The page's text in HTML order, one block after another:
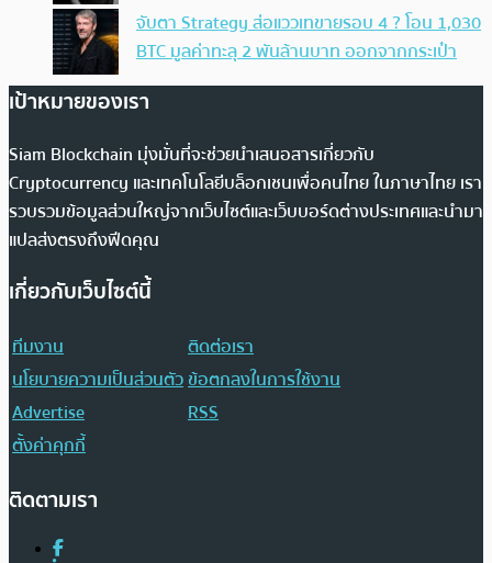
จับตา Strategy ส่อแววเทขายรอบ 4 ? โอน 1,030
BTC มูลค่าทะลุ 2 พันล้านบาท ออกจากกระเป๋า
เป้าหมายของเรา
Siam Blockchain มุ่งมั่นที่จะช่วยนำเสนอสารเกี่ยวกับ
Cryptocurrency และเทคโนโลยีบล็อกเชนเพื่อคนไทย ในภาษาไทย เรา
รวบรวมข้อมูลส่วนใหญ่จากเว็บไซต์และเว็บบอร์ดต่างประเทศและนำมา
แปลส่งตรงถึงฟีดคุณ
เกี่ยวกับเว็บไซต์นี้
ทีมงาน
ติดต่อเรา
นโยบายความเป็นส่วนตัวข้อตกลงในการใช้งาน
Advertise
RSS
ตั้งค่าคุกกี้
ติดตามเรา